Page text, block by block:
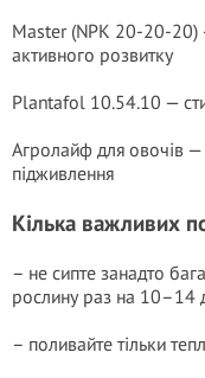
Master (NPK 20-20-20)
активного розвитку
Plantafol 10.54.10 —
Агролайф для овочів —
підживлення
Кілька важливих
– не сипте занадто
рослину раз на 10–14
– поливайте тільки